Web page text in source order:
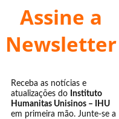
Assine a
Newsletter
Receba as notícias e
atualizações do Instituto
Humanitas Unisinos – IHU
em primeira mão. Junte-se a